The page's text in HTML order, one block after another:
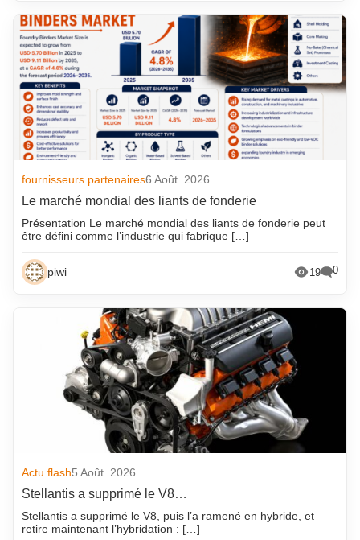
fournisseurs partenaires6 Août. 2026
Le marché mondial des liants de fonderie
Présentation Le marché mondial des liants de fonderie peut
être défini comme l’industrie qui fabrique […]
piwi 19 0
Actu flash5 Août. 2026
Stellantis a supprimé le V8…
Stellantis a supprimé le V8, puis l’a ramené en hybride, et
retire maintenant l’hybridation : […]